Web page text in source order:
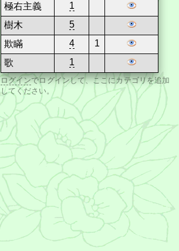
極右主義
1
樹木
5
欺瞞
4
1
歌
1
ログインでログインして、ここにカテゴリを追加
してください。